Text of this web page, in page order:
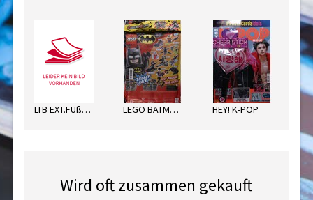
LTB EXT.FUßBALL SORT. LEGO BATMAN ENERGY PACK HEY! K-POP
Wird oft zusammen gekauft